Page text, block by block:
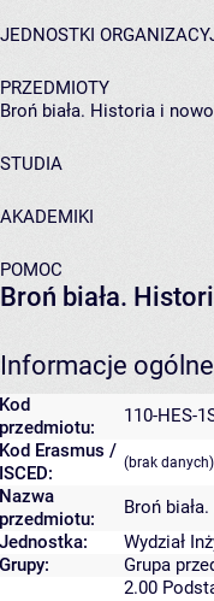
JEDNOSTKI
PRZEDMIOTY
Broń biała. Historia i
STUDIA
AKADEMIKI
POMOC
Broń biała.
Informacje ogólne
Kod
przedmiotu:
110-HES-
Kod Erasmus /
ISCED:
(brak danych)
Nazwa
przedmiotu:
Broń
Jednostka:
Wydział
Grupy:
Grupa
2.00